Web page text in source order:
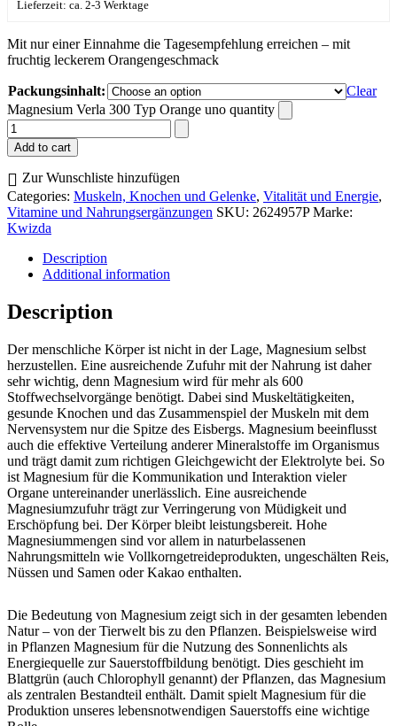
Lieferzeit: ca. 2-3 Werktage
Mit nur einer Einnahme die Tagesempfehlung erreichen – mit
fruchtig leckerem Orangengeschmack
Packungsinhalt:
Clear
Magnesium Verla 300 Typ Orange uno quantity
Add to cart
Zur Wunschliste hinzufügen
Categories: Muskeln, Knochen und Gelenke, Vitalität und Energie,
Vitamine und Nahrungsergänzungen SKU: 2624957P Marke:
Kwizda
Description
Additional information
Description
Der menschliche Körper ist nicht in der Lage, Magnesium selbst
herzustellen. Eine ausreichende Zufuhr mit der Nahrung ist daher
sehr wichtig, denn Magnesium wird für mehr als 600
Stoffwechselvorgänge benötigt. Dabei sind Muskeltätigkeiten,
gesunde Knochen und das Zusammenspiel der Muskeln mit dem
Nervensystem nur die Spitze des Eisbergs. Magnesium beeinflusst
auch die effektive Verteilung anderer Mineralstoffe im Organismus
und trägt damit zum richtigen Gleichgewicht der Elektrolyte bei. So
ist Magnesium für die Kommunikation und Interaktion vieler
Organe untereinander unerlässlich. Eine ausreichende
Magnesiumzufuhr trägt zur Verringerung von Müdigkeit und
Erschöpfung bei. Der Körper bleibt leistungsbereit. Hohe
Magnesiummengen sind vor allem in naturbelassenen
Nahrungsmitteln wie Vollkorngetreideprodukten, ungeschälten Reis,
Nüssen und Samen oder Kakao enthalten.
Die Bedeutung von Magnesium zeigt sich in der gesamten lebenden
Natur – von der Tierwelt bis zu den Pflanzen. Beispielsweise wird
in Pflanzen Magnesium für die Nutzung des Sonnenlichts als
Energiequelle zur Sauerstoffbildung benötigt. Dies geschieht im
Blattgrün (auch Chlorophyll genannt) der Pflanzen, das Magnesium
als zentralen Bestandteil enthält. Damit spielt Magnesium für die
Produktion unseres lebensnotwendigen Sauerstoffs eine wichtige